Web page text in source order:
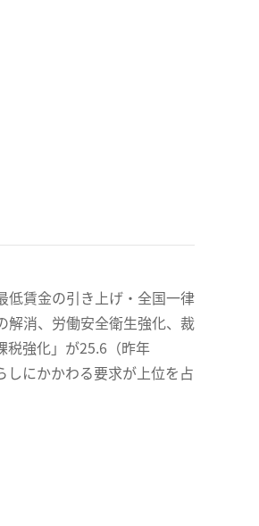
低賃金の引き上げ・全国一律
解消、労働安全衛生強化、裁
税強化」が25.6（昨年
にかかわる要求が上位を占